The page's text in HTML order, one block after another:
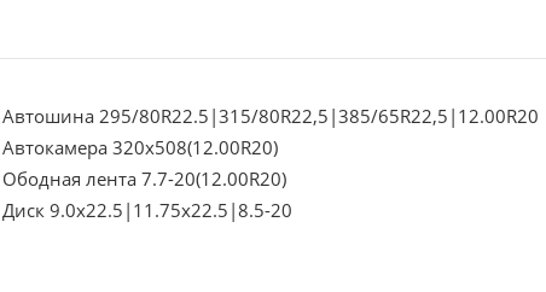
Автошина 295/80R22.5|315/80R22,5|385/65R22,5|12.00R20
Автокамера 320х508(12.00R20)
Ободная лента 7.7-20(12.00R20)
Диск 9.0x22.5|11.75x22.5|8.5-20